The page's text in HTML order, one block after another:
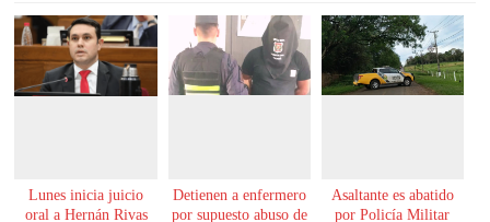
Lunes inicia juicio
oral a Hernán Rivas
Detienen a enfermero
por supuesto abuso de
Asaltante es abatido
por Policía Militar